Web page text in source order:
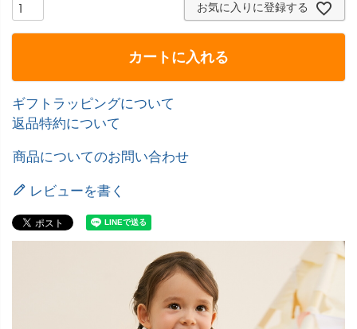
お気に入りに登録する
カートに入れる
ギフトラッピングについて
返品特約について
商品についてのお問い合わせ
レビューを書く